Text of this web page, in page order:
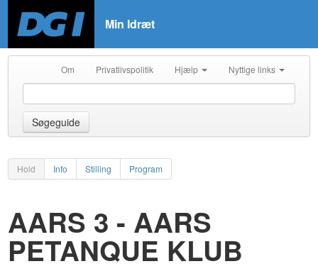
Min Idræt
Om Privatlivspolitik Hjælp Nyttige links
Søgeguide
Hold Info Stilling Program
AARS 3 - AARS
PETANQUE KLUB